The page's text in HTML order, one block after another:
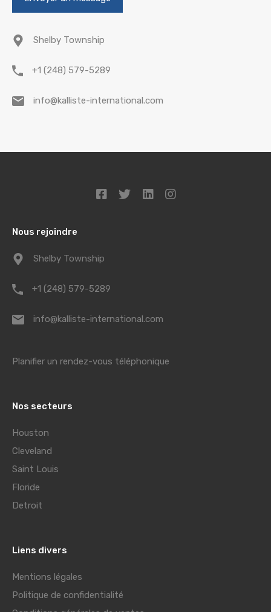
Shelby Township
+1 (248) 579-5289
info@kalliste-international.com
Nous rejoindre
Shelby Township
+1 (248) 579-5289
info@kalliste-international.com
Planifier un rendez-vous téléphonique
Nos secteurs
Houston
Cleveland
Saint Louis
Floride
Detroit
Liens divers
Mentions légales
Politique de confidentialité